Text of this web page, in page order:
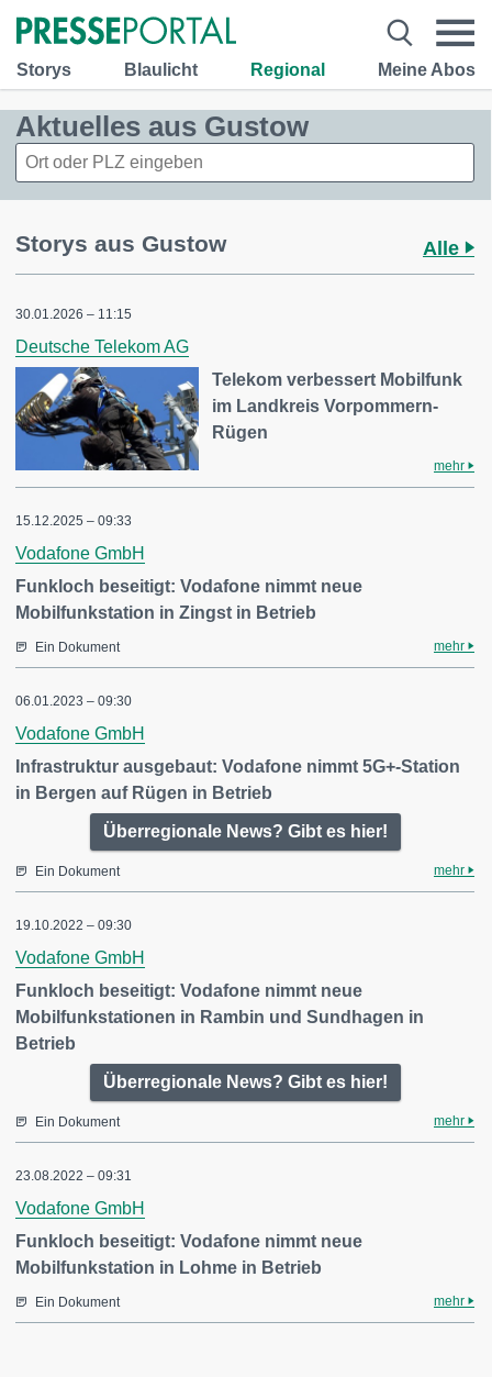
Storys Blaulicht Regional Meine Abos
Aktuelles aus Gustow
Storys aus Gustow Alle
30.01.2026 – 11:15
Deutsche Telekom AG
Telekom verbessert Mobilfunk
im Landkreis Vorpommern-
Rügen
mehr
15.12.2025 – 09:33
Vodafone GmbH
Funkloch beseitigt: Vodafone nimmt neue
Mobilfunkstation in Zingst in Betrieb
Ein Dokument mehr
06.01.2023 – 09:30
Vodafone GmbH
Infrastruktur ausgebaut: Vodafone nimmt 5G+-Station
in Bergen auf Rügen in Betrieb
Überregionale News? Gibt es hier!
Ein Dokument mehr
19.10.2022 – 09:30
Vodafone GmbH
Funkloch beseitigt: Vodafone nimmt neue
Mobilfunkstationen in Rambin und Sundhagen in
Betrieb
Überregionale News? Gibt es hier!
Ein Dokument mehr
23.08.2022 – 09:31
Vodafone GmbH
Funkloch beseitigt: Vodafone nimmt neue
Mobilfunkstation in Lohme in Betrieb
Ein Dokument mehr